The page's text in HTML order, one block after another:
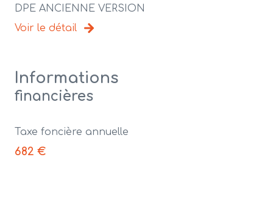
DPE ANCIENNE VERSION
Voir le détail
Informations
financières
Taxe foncière annuelle
682 €